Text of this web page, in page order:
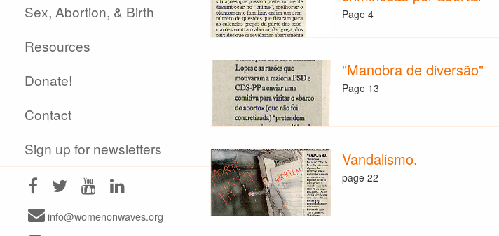
Sex, Abortion, & Birth
Resources
Donate!
Contact
Sign up for newsletters
info@womenonwaves.org
Page 4
"Manobra de diversão"
Page 13
Vandalismo.
page 22